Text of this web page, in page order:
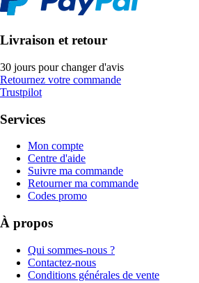
Livraison et retour
30 jours pour changer d'avis
Retournez votre commande
Trustpilot
Services
Mon compte
Centre d'aide
Suivre ma commande
Retourner ma commande
Codes promo
À propos
Qui sommes-nous ?
Contactez-nous
Conditions générales de vente